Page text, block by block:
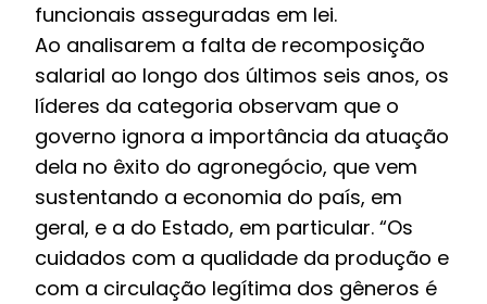
funcionais asseguradas em lei.
Ao analisarem a falta de recomposição
salarial ao longo dos últimos seis anos, os
líderes da categoria observam que o
governo ignora a importância da atuação
dela no êxito do agronegócio, que vem
sustentando a economia do país, em
geral, e a do Estado, em particular. “Os
cuidados com a qualidade da produção e
com a circulação legítima dos gêneros é